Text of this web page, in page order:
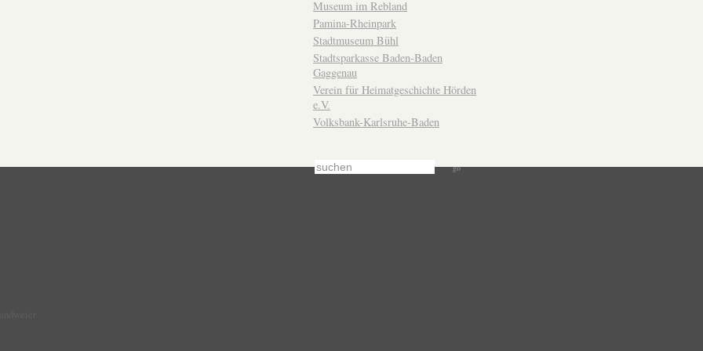
Museum im Rebland
Pamina-Rheinpark
Stadtmuseum Bühl
Stadtsparkasse Baden-Baden
Gaggenau
Verein für Heimatgeschichte Hörden
e.V.
Volksbank-Karlsruhe-Baden